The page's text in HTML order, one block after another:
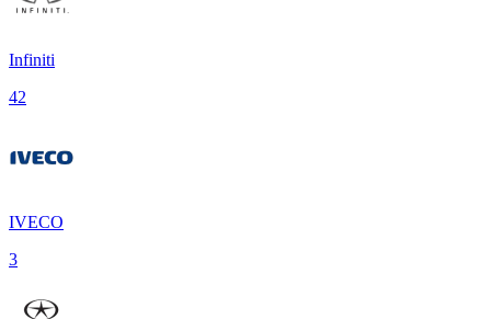
Infiniti
42
IVECO
3